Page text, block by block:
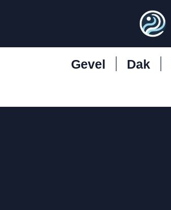
Gevel Dak